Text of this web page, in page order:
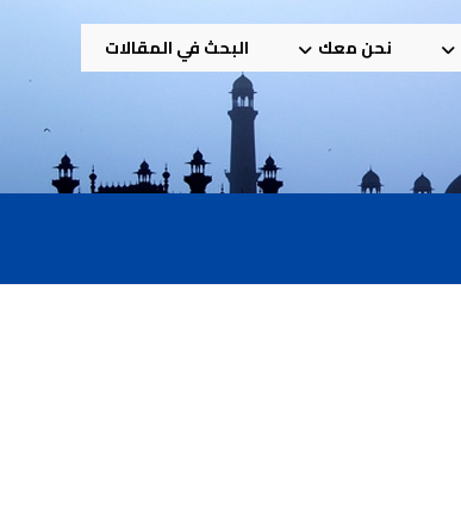
نحن معك البحث في المقالات